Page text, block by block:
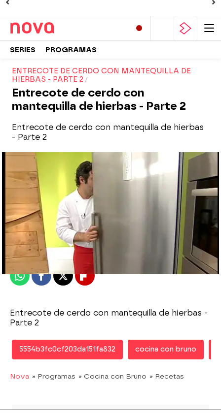
SERIES PROGRAMAS
ENTRECOTE DE CERDO CON MANTEQUILLA DE
HIERBAS - PARTE 2
Entrecote de cerdo con
mantequilla de hierbas - Parte 2
Entrecote de cerdo con mantequilla de hierbas
- Parte 2
Nova
Publicado: 04 de abril de 2013, 15:25
WhatsappFacebook
X Flipboard
Entrecote de cerdo con mantequilla de hierbas -
Parte 2
5554b3fc0cf203da151fa832 cocina con bruno
Nova » Programas » Cocina con Bruno » Recetas